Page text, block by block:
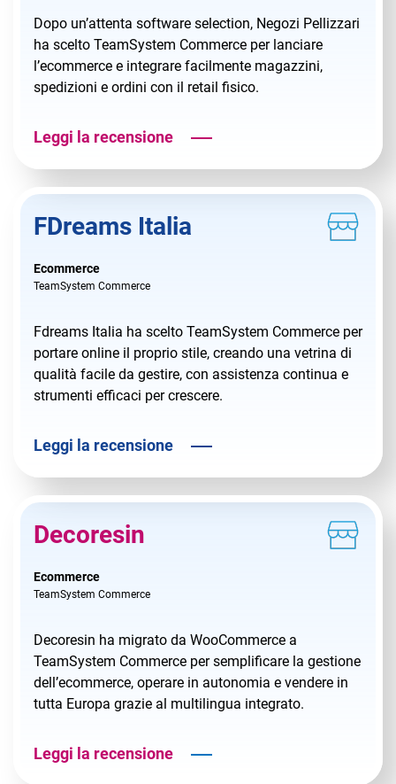
Dopo un’attenta software selection, Negozi Pellizzari
ha scelto TeamSystem Commerce per lanciare
l’ecommerce e integrare facilmente magazzini,
spedizioni e ordini con il retail fisico.
Leggi la recensione
FDreams Italia
Ecommerce
TeamSystem Commerce
Fdreams Italia ha scelto TeamSystem Commerce per
portare online il proprio stile, creando una vetrina di
qualità facile da gestire, con assistenza continua e
strumenti efficaci per crescere.
Leggi la recensione
Decoresin
Ecommerce
TeamSystem Commerce
Decoresin ha migrato da WooCommerce a
TeamSystem Commerce per semplificare la gestione
dell’ecommerce, operare in autonomia e vendere in
tutta Europa grazie al multilingua integrato.
Leggi la recensione